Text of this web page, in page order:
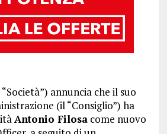
annuncia che il suo
(il “Consiglio”) ha
Antonio Filosacome nuovo